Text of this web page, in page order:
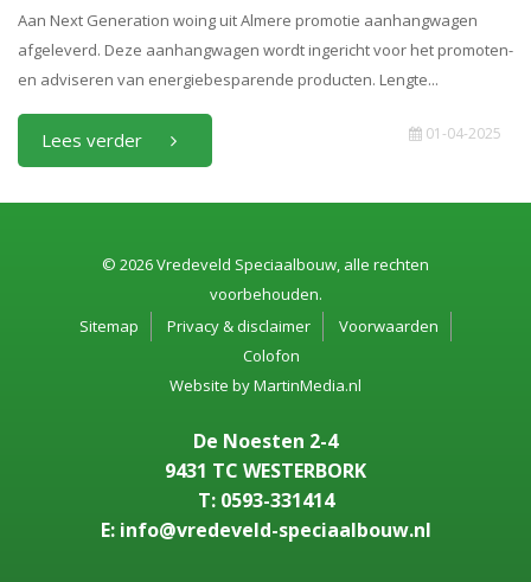
Aan Next Generation woing uit Almere promotie aanhangwagen
afgeleverd. Deze aanhangwagen wordt ingericht voor het promoten-
en adviseren van energiebesparende producten. Lengte...
Lees verder 01-04-2025
© 2026 Vredeveld Speciaalbouw, alle rechten
voorbehouden.
Sitemap
Privacy & disclaimer
Voorwaarden
Colofon
Website byMartinMedia.nl
De Noesten 2-4
9431 TC WESTERBORK
T: 0593-331414
E: info@vredeveld-speciaalbouw.nl